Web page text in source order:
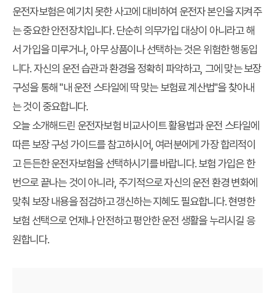
운전자보험은 예기치 못한 사고에 대비하여 운전자 본인을 지켜주
는 중요한 안전장치입니다. 단순히 의무가입 대상이 아니라고 해
서 가입을 미루거나, 아무 상품이나 선택하는 것은 위험한 행동입
니다. 자신의 운전 습관과 환경을 정확히 파악하고, 그에 맞는 보장
구성을 통해 "내 운전 스타일에 딱 맞는 보험료 계산법"을 찾아내
는 것이 중요합니다.
오늘 소개해드린 운전자보험 비교사이트 활용법과 운전 스타일에
따른 보장 구성 가이드를 참고하시어, 여러분에게 가장 합리적이
고 든든한 운전자보험을 선택하시기를 바랍니다. 보험 가입은 한
번으로 끝나는 것이 아니라, 주기적으로 자신의 운전 환경 변화에
맞춰 보장 내용을 점검하고 갱신하는 지혜도 필요합니다. 현명한
보험 선택으로 언제나 안전하고 평안한 운전 생활을 누리시길 응
원합니다.